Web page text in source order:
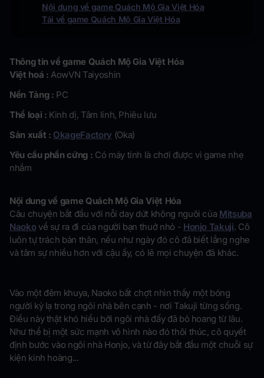
Nội dung về game Quách Mộ Gia Việt Hóa
Tải về game Quách Mộ Gia Việt Hóa
Thông tin về game Quách Mộ Gia Việt Hóa
Việt hoá :AowVN Taiyoshin
Nền Tảng : PC
Thể loại : Kinh dị, Tâm linh, Phiêu lưu
Sản xuất : OkageFactory (Oka)
Yêu cầu phần cứng : Có máy tính là chơi được vì game nhẹ
nhắm
Nội dung về game Quách Mộ Gia Việt Hóa
Câu chuyện bắt đầu với nỗi day dứt không nguôi của Mitsuba
Naokovề sự ra đi của người bạn thuở nhỏ - Honjo Takuji. Cô
luôn tự trách bản thân, nếu như ngày đó cô đã biết lắng nghe
và tâm sự nhiều hơn với cậu ấy, có lẽ mọi chuyện đã khác.
Vào một đêm khuya, Naoko bất chợt nhìn thấy một bóng
người kỳ lạ trong ngôi nhà bên cạnh - nơi Takuji từng sống.
Điều này thật khó hiểu bởi ngôi nhà đấy đã bỏ hoang từ lâu.
Như thể bị một sức mạnh vô hình nào đó thôi thúc, cô quyết
định bước vào ngôi nhà Honjo, và từ đây bắt đầu một chuỗi sự
kiện kinh hoàng...